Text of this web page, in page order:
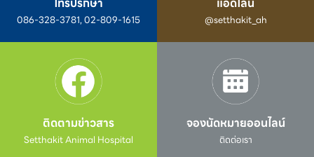
086-328-3781, 02-809-1615 @setthakit_ah
ติดตามข่าวสาร
Setthakit Animal Hospital
จองนัดหมายออนไลน์
ติดต่อเรา